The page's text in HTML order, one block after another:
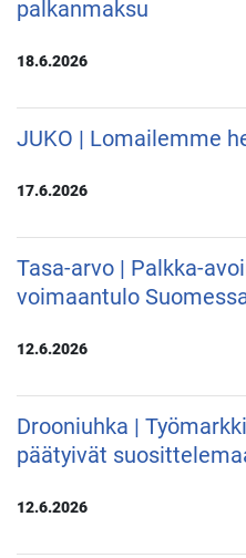
palkanmaksu
18.6.2026
JUKO | Lomailemme
17.6.2026
Tasa-arvo | Palkka-
voimaantulo
12.6.2026
Drooniuhka |
päätyivät
12.6.2026